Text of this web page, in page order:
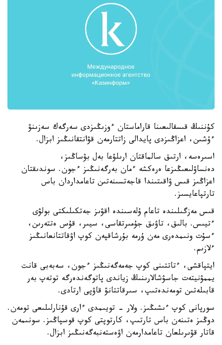
كۇننىڭ قىسقالىعىنا قاراماستان ءوزىڭىزدى سەرگەك سەزىنۋ
ءۇشىن، اعزاڭىزدى پايدالى زاتتارمەن قۋانتقانىڭىز ابزال.
اسىرەسە، ارتىق سالماقتان ارىلۋعا بەل بۋساڭىز،
دەنساۋلىعىڭىزعا ەرەكشە ءمان بەرگەنىڭىز ءجون. سوندىقتان
اعزاڭىز قىس ۋاقىتىندا قاجەتسىنەتىن تاعامداردان باس
تارتپاعايسىز.
قىس مەزگىلىندە تاعام ۇلەسىندە اقۋىز جەتكىلىكتى بولۋى
ءتيىس. بالىق، تاۋىق جۇمىرتقاسى، سيىر، قۇس ەتتەرىن،
ءسۇت ونىمدەرى مەن ۇرمە بۇرشاقپەن كوپ اۋقاتتانعانىڭىز
ءلازىم.
ايتپاقشى، ءتاتتىنى كوپ جەمەگەنىڭىز ءجون، سەبەبى قانت
يممۋنيتەت جاسۋشالارىنىڭ زياندى پاتوگەندەرگە توتەپ بەر
قابىلەتىن تومەندەتىپ، سىرقاتتانۋ قاۋپى ارتادى.
سورپانى كوپ ءىشىڭىز. ولار - تويىمدى ءارى قۇنارلىلىعى تومەن.
دوڭىز ەتىنەن باس تارتىپ، كارتوپتى كوپ قوسپاڭىز. سونىمەن
قاتار قۋىرىلعان تاعامدارمەن اۋەستەنبەگەنىڭىز ابزال.